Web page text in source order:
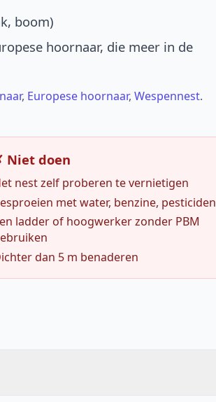
boom)
hoornaar, die meer in de
, Europese hoornaar, Wespennest.
Niet doen
nest zelf proberen te vernietigen
met water, benzine, pesticiden
ladder of hoogwerker zonder PBM
dan 5 m benaderen